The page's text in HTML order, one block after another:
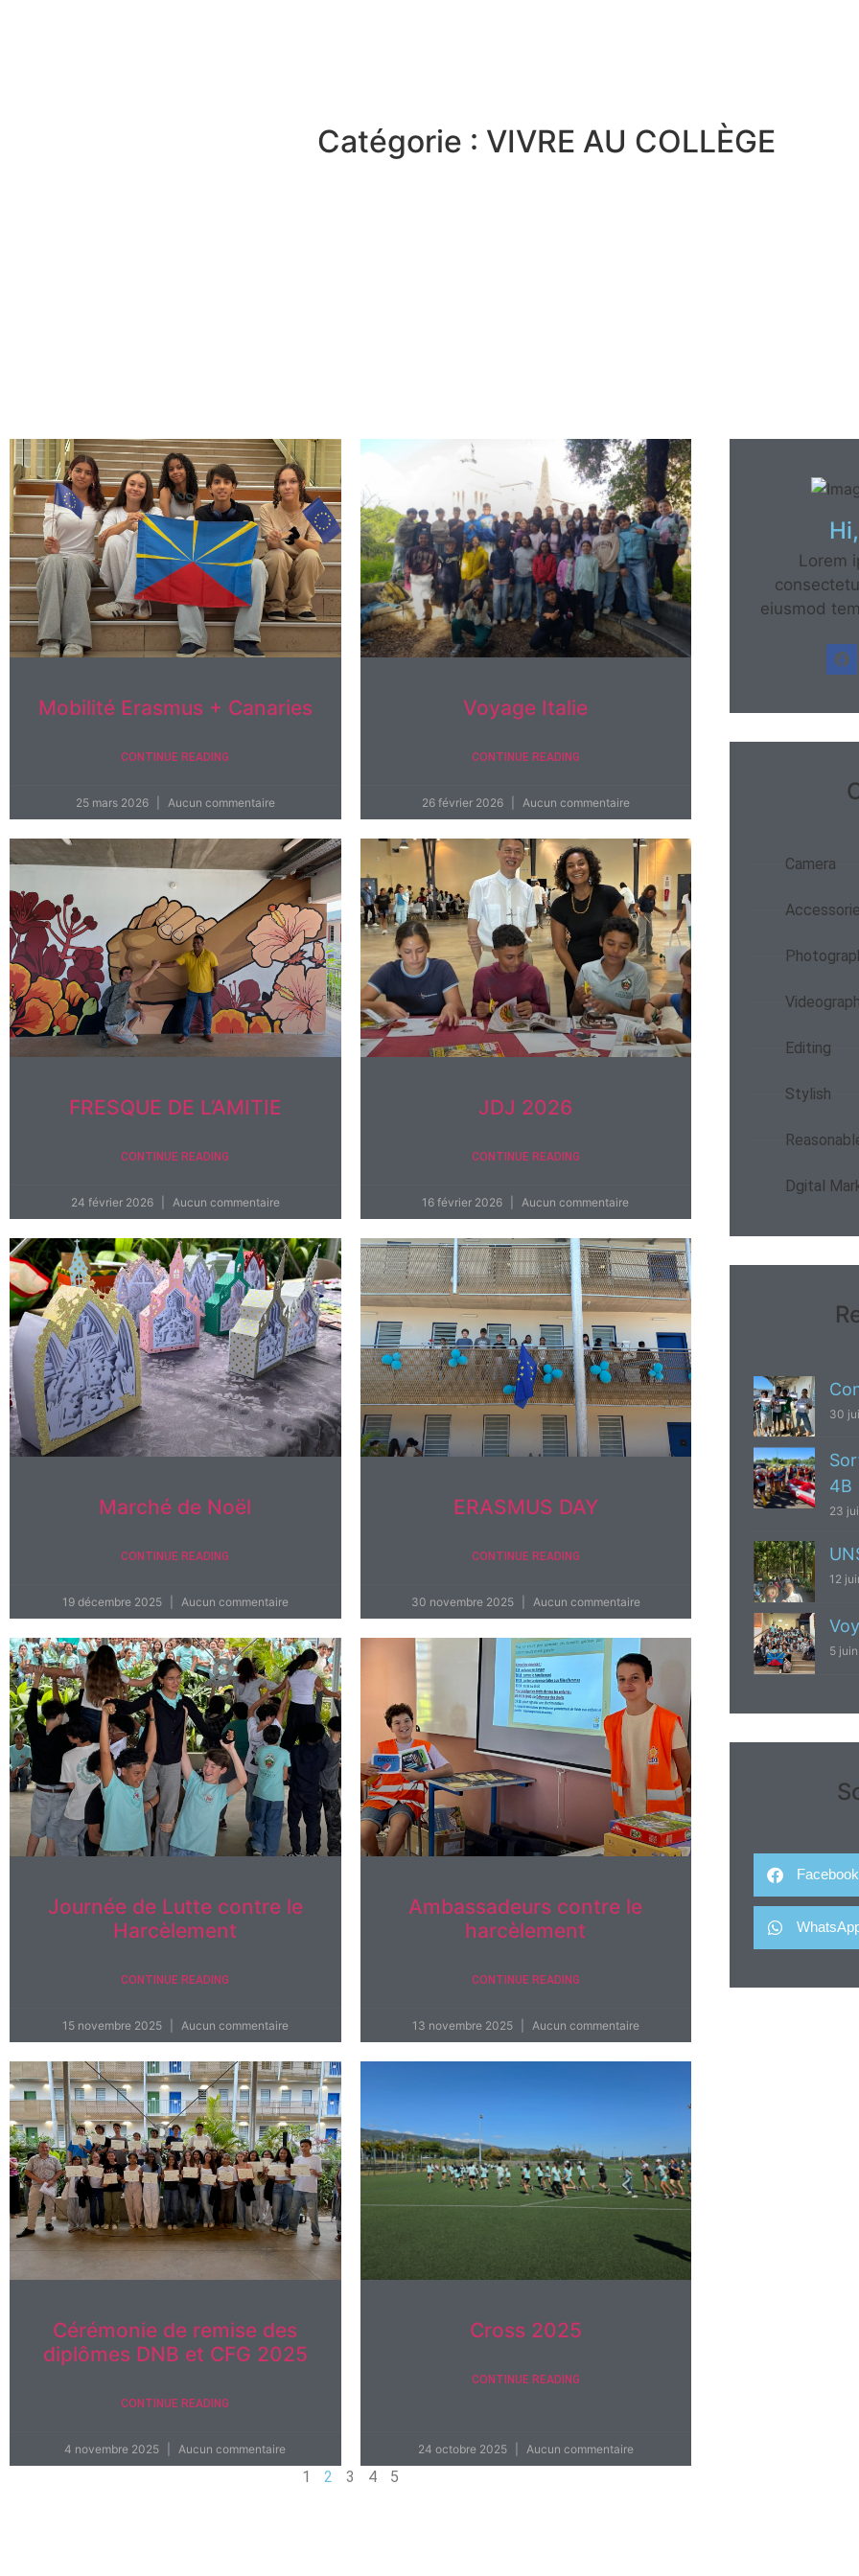
Catégorie : VIVRE AU COLLÈGE
Mobilité Erasmus + Canaries
CONTINUE READING
25 mars 2026 Aucun commentaire
Voyage Italie
CONTINUE READING
26 février 2026 Aucun commentaire
FRESQUE DE L’AMITIE
CONTINUE READING
24 février 2026 Aucun commentaire
JDJ 2026
CONTINUE READING
16 février 2026 Aucun commentaire
Marché de Noël
CONTINUE READING
19 décembre 2025 Aucun commentaire
ERASMUS DAY
CONTINUE READING
30 novembre 2025 Aucun commentaire
Journée de Lutte contre le
Harcèlement
CONTINUE READING
15 novembre 2025 Aucun commentaire
Ambassadeurs contre le
harcèlement
CONTINUE READING
13 novembre 2025 Aucun commentaire
Cérémonie de remise des
diplômes DNB et CFG 2025
CONTINUE READING
4 novembre 2025 Aucun commentaire
Cross 2025
CONTINUE READING
24 octobre 2025 Aucun commentaire
1 2 3 4 5
Lorem
eiusmod
Camera
Editing
Stylish
Dgital
30
4B
23
12
5
Facebook